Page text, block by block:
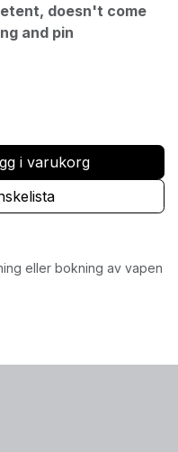
doesn't come
and pin
i varukorg
eller bokning av vapen